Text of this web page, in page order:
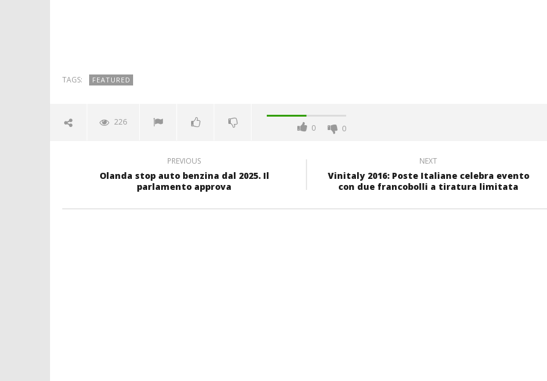
TAGS: FEATURED
226
0 0
PREVIOUS
Olanda stop auto benzina dal 2025. Il
parlamento approva
NEXT
Vinitaly 2016: Poste Italiane celebra evento
con due francobolli a tiratura limitata